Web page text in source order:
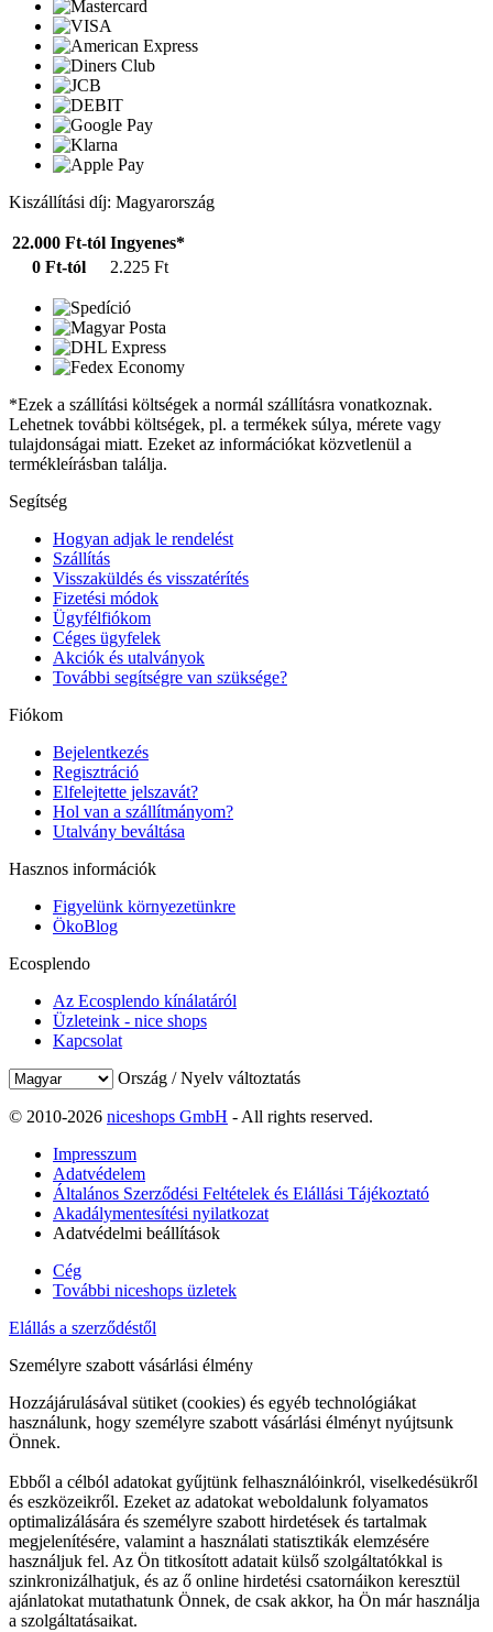
Kiszállítási díj: Magyarország
22.000 Ft-tól Ingyenes*
0 Ft-tól
2.225 Ft
*Ezek a szállítási költségek a normál szállításra vonatkoznak.
Lehetnek további költségek, pl. a termékek súlya, mérete vagy
tulajdonságai miatt. Ezeket az információkat közvetlenül a
termékleírásban találja.
Segítség
Hogyan adjak le rendelést
Szállítás
Visszaküldés és visszatérítés
Fizetési módok
Ügyfélfiókom
Céges ügyfelek
Akciók és utalványok
További segítségre van szüksége?
Fiókom
Bejelentkezés
Regisztráció
Elfelejtette jelszavát?
Hol van a szállítmányom?
Utalvány beváltása
Hasznos információk
Figyelünk környezetünkre
ÖkoBlog
Ecosplendo
Az Ecosplendo kínálatáról
Üzleteink - nice shops
Kapcsolat
Ország / Nyelv változtatás
© 2010-2026 niceshops GmbH - All rights reserved.
Impresszum
Adatvédelem
Általános Szerződési Feltételek és Elállási Tájékoztató
Akadálymentesítési nyilatkozat
Adatvédelmi beállítások
Cég
További niceshops üzletek
Elállás a szerződéstől
Személyre szabott vásárlási élmény
Hozzájárulásával sütiket (cookies) és egyéb technológiákat
használunk, hogy személyre szabott vásárlási élményt nyújtsunk
Önnek.
Ebből a célból adatokat gyűjtünk felhasználóinkról, viselkedésükről
és eszközeikről. Ezeket az adatokat weboldalunk folyamatos
optimalizálására és személyre szabott hirdetések és tartalmak
megjelenítésére, valamint a használati statisztikák elemzésére
használjuk fel. Az Ön titkosított adatait külső szolgáltatókkal is
szinkronizálhatjuk, és az ő online hirdetési csatornáikon keresztül
ajánlatokat mutathatunk Önnek, de csak akkor, ha Ön már használja
a szolgáltatásaikat.